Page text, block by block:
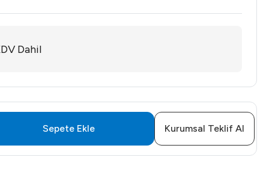
Dahil
Sepete Ekle Kurumsal Teklif Al